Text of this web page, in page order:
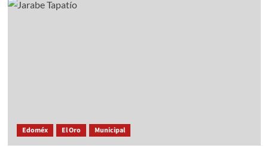
Gobierno
Edoméx El Oro Municipal